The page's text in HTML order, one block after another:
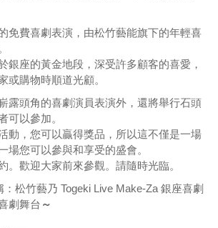
免費喜劇表演，由松竹藝能旗下的年輕喜
銀座的黃金地段，深受許多顧客的喜愛，
或購物時順道光顧。
露頭角的喜劇演員表演外，還將舉行石頭
可以參加。
動，您可以贏得獎品，所以這不僅是一場
場您可以參與和享受的盛會。
。歡迎大家前來參觀。請隨時光臨。
：松竹藝乃 Togeki Live Make-Za 銀座喜劇
劇舞台 ～